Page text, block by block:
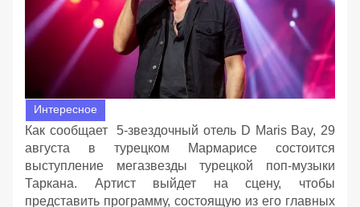
Интересное
Как сообщает 5-звездочный отель D Maris Bay, 29
августа в турецком Мармарисе состоится
выступление мегазвезды турецкой поп-музыки
Таркана. Артист выйдет на сцену, чтобы
представить программу, состоящую из его главных